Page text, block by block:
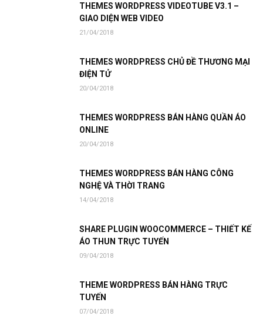
THEMES WORDPRESS VIDEOTUBE V3.1 –
GIAO DIỆN WEB VIDEO
21/04/2018
THEMES WORDPRESS CHỦ ĐỀ THƯƠNG MẠI
ĐIỆN TỬ
20/04/2018
THEMES WORDPRESS BÁN HÀNG QUẦN ÁO
ONLINE
20/04/2018
THEMES WORDPRESS BÁN HÀNG CÔNG
NGHỆ VÀ THỜI TRANG
14/04/2018
SHARE PLUGIN WOOCOMMERCE – THIẾT KẾ
ÁO THUN TRỰC TUYẾN
09/04/2018
THEME WORDPRESS BÁN HÀNG TRỰC
TUYẾN
07/04/2018